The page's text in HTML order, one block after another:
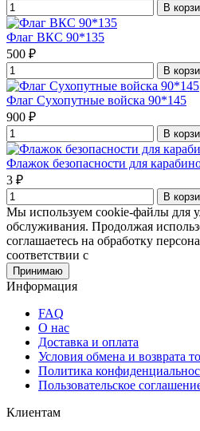
В
Флаг ВКС 90*135
500 ₽
В
Флаг Сухопутные войска 90*145
900 ₽
В
Флажок безопасности для
3 ₽
В
Мы используем cookie-файлы для
обслуживания. Продолжая
соглашаетесь на обработку
соответствии с
Принимаю
Информация
FAQ
О нас
Доставка и оплата
Условия обмена и возврата
Политика
Пользовательское
Клиентам